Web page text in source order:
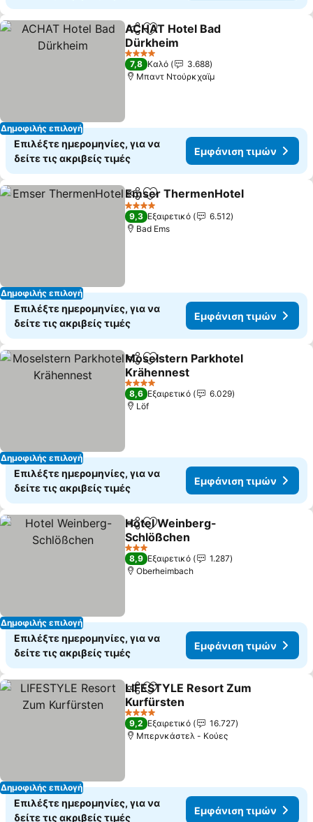
Δημοφιλής επιλογή
Κοινοποίηση
Προσθήκη στα αγαπημένα
ACHAT Hotel Bad
Dürkheim
4 Αστέρια
7,8 Καλό
3.688
Μπαντ Ντούρκχαϊμ
Επιλέξτε ημερομηνίες, για να
δείτε τις ακριβείς τιμές
Εμφάνιση τιμών
Δημοφιλής επιλογή
Κοινοποίηση
Προσθήκη στα αγαπημένα
Emser ThermenHotel
4 Αστέρια
9,3 Εξαιρετικό
6.512
Bad Ems
Επιλέξτε ημερομηνίες, για να
δείτε τις ακριβείς τιμές
Εμφάνιση τιμών
Δημοφιλής επιλογή
Κοινοποίηση
Προσθήκη στα αγαπημένα
Moselstern Parkhotel
Krähennest
4 Αστέρια
8,6 Εξαιρετικό
6.029
Löf
Επιλέξτε ημερομηνίες, για να
δείτε τις ακριβείς τιμές
Εμφάνιση τιμών
Δημοφιλής επιλογή
Κοινοποίηση
Προσθήκη στα αγαπημένα
Hotel Weinberg-
Schlößchen
3 Αστέρια
8,9 Εξαιρετικό
1.287
Oberheimbach
Επιλέξτε ημερομηνίες, για να
δείτε τις ακριβείς τιμές
Εμφάνιση τιμών
Δημοφιλής επιλογή
Κοινοποίηση
Προσθήκη στα αγαπημένα
LIFESTYLE Resort Zum
Kurfürsten
4 Αστέρια
9,2 Εξαιρετικό
16.727
Μπερνκάστελ - Κούες
Επιλέξτε ημερομηνίες, για να
δείτε τις ακριβείς τιμές
Εμφάνιση τιμών